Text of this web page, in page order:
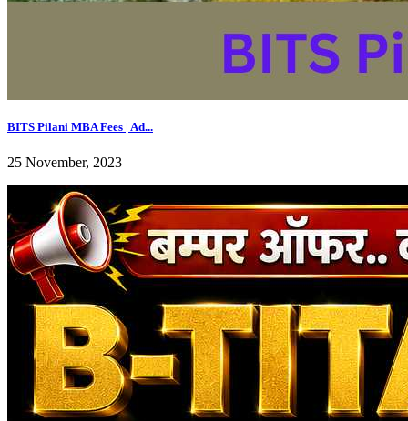
BITS Pilani MBA Fees | Ad...
25 November, 2023